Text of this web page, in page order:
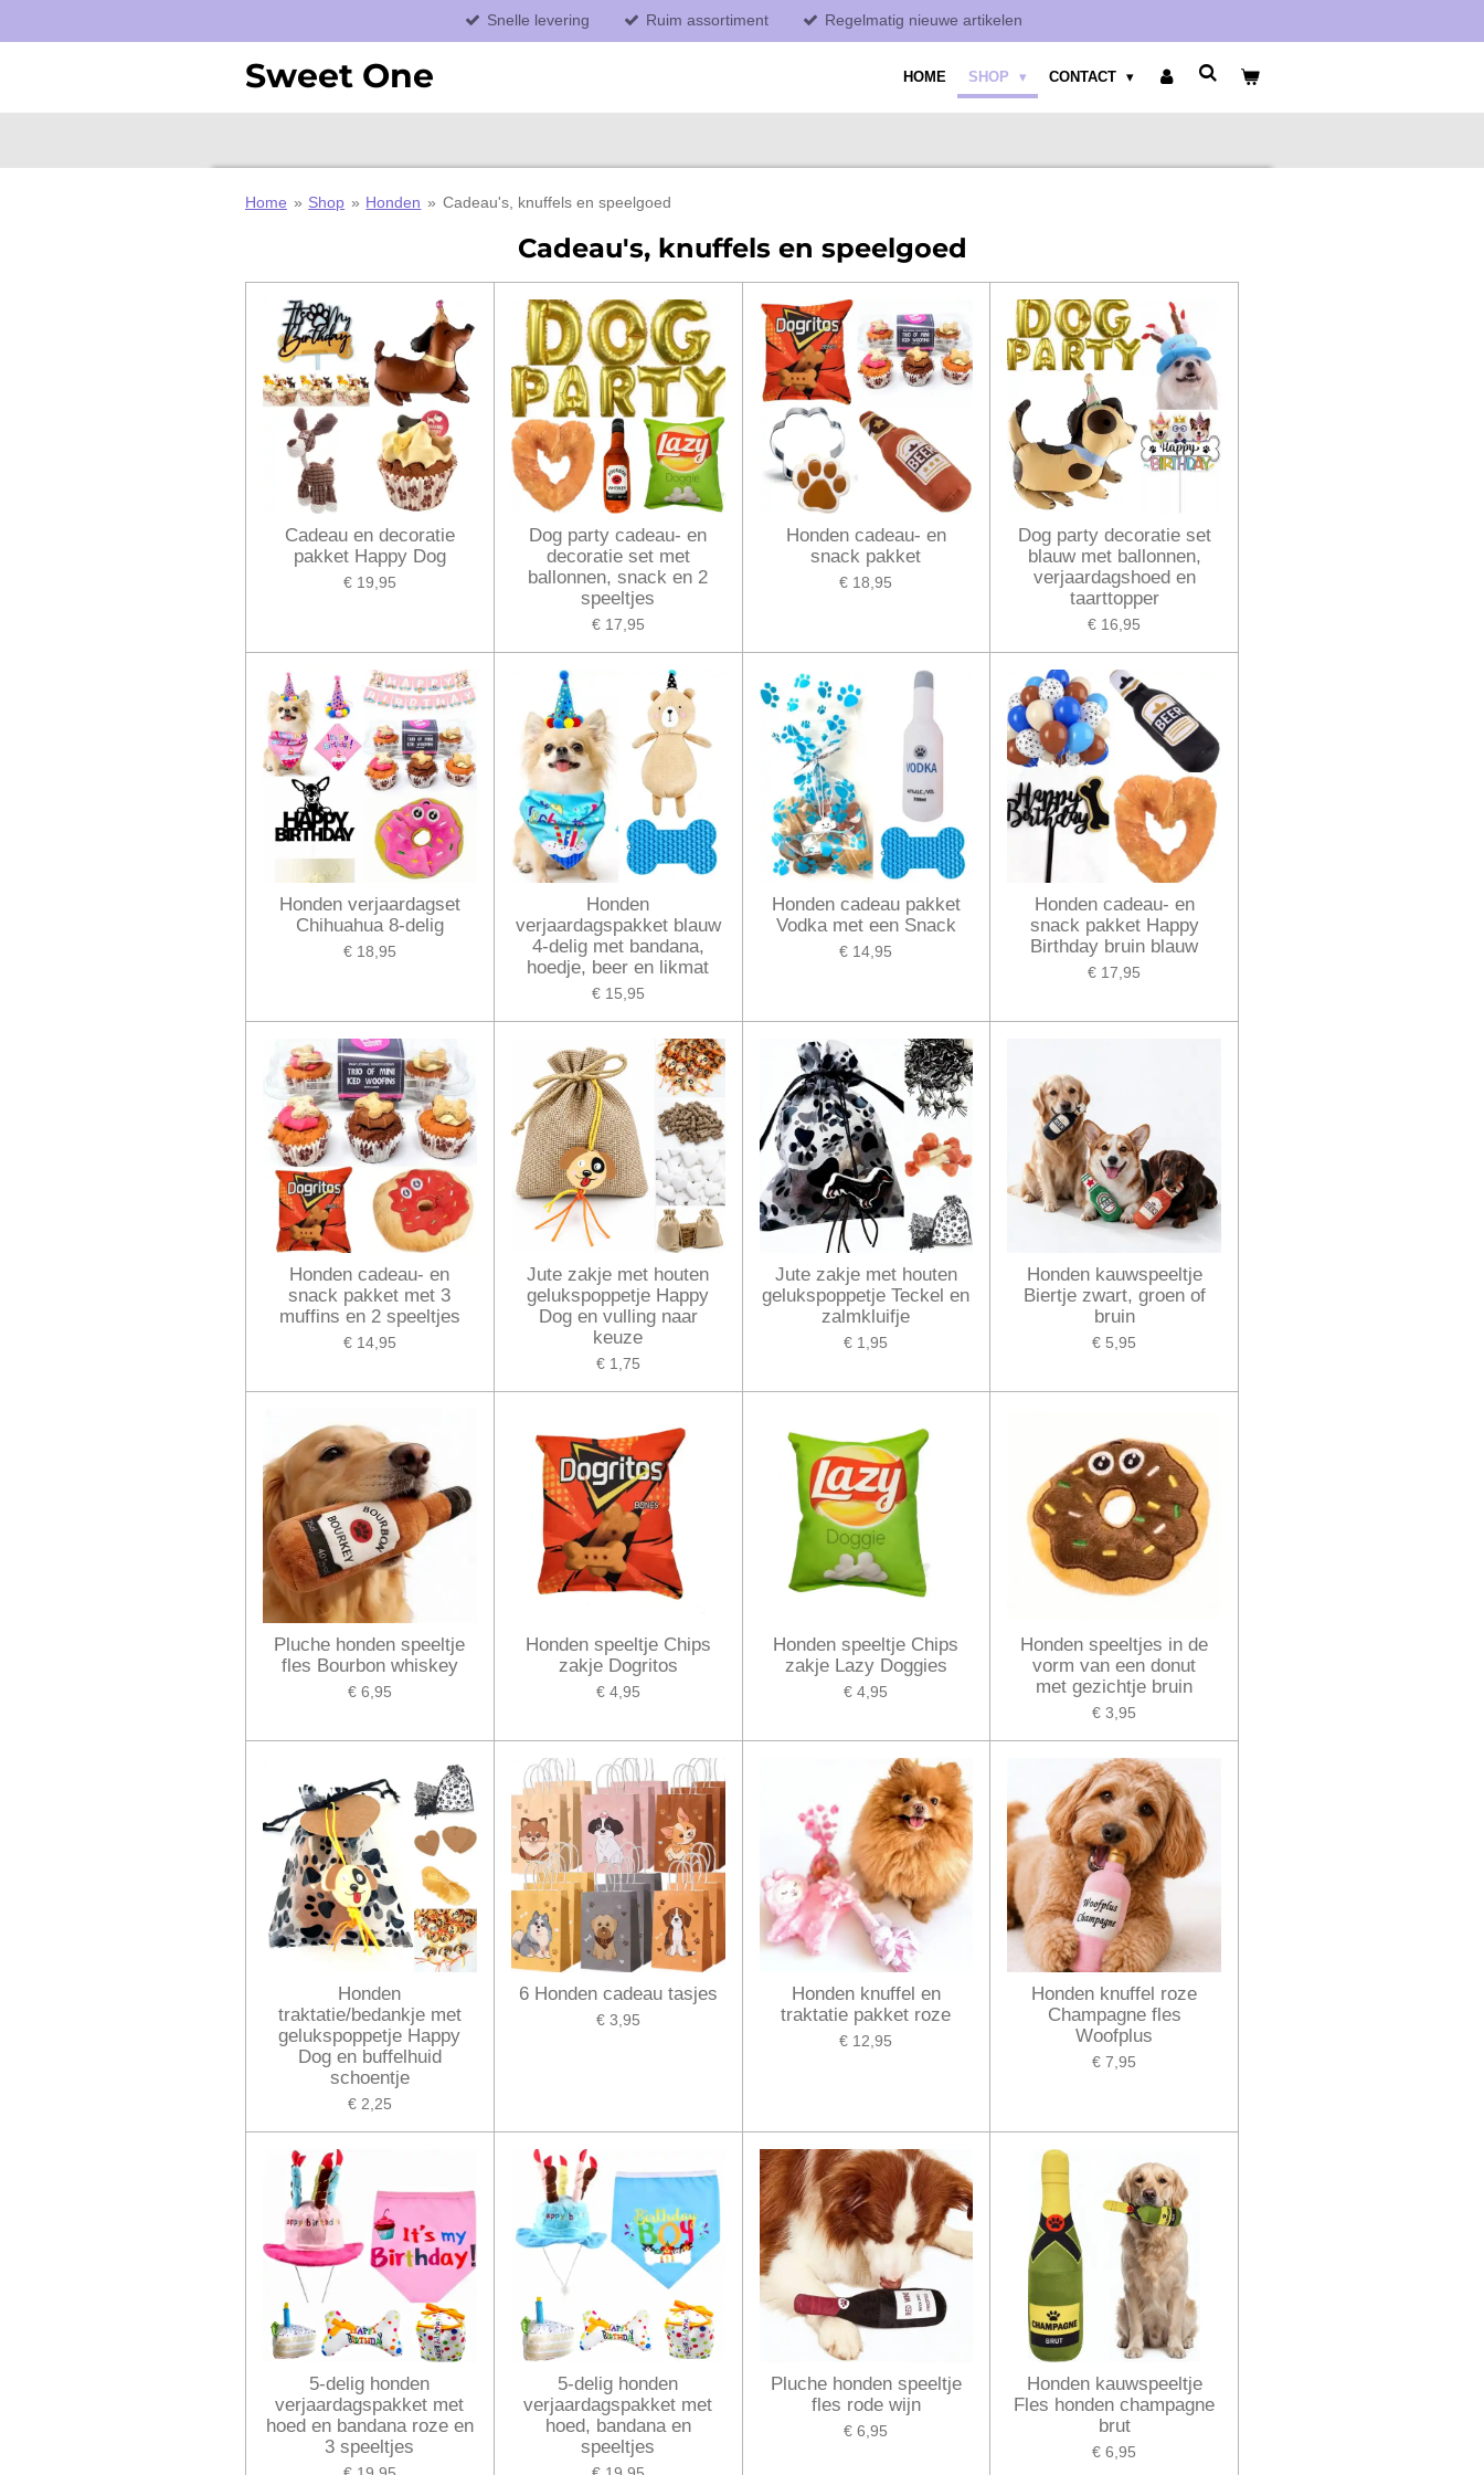
direct
Snelle levering Ruim assortiment Regelmatig nieuwe artikelen
Sweet One HOME SHOP CONTACT
Home » Shop » Honden » Cadeau's, knuffels en speelgoed
Cadeau's, knuffels en speelgoed
Cadeau en decoratie
pakket Happy Dog
€ 19,95
Dog party cadeau- en
decoratie set met
ballonnen, snack en 2
speeltjes
€ 17,95
Honden cadeau- en
snack pakket
€ 18,95
Dog party decoratie set
blauw met ballonnen,
verjaardagshoed en
taarttopper
€ 16,95
Honden verjaardagset
Chihuahua 8-delig
€ 18,95
Honden
verjaardagspakket blauw
4-delig met bandana,
hoedje, beer en likmat
€ 15,95
Honden cadeau pakket
Vodka met een Snack
€ 14,95
Honden cadeau- en
snack pakket Happy
Birthday bruin blauw
€ 17,95
Honden cadeau- en
snack pakket met 3
muffins en 2 speeltjes
€ 14,95
Jute zakje met houten
gelukspoppetje Happy
Dog en vulling naar
keuze
€ 1,75
Jute zakje met houten
gelukspoppetje Teckel en
zalmkluifje
€ 1,95
Honden kauwspeeltje
Biertje zwart, groen of
bruin
€ 5,95
Pluche honden speeltje
fles Bourbon whiskey
€ 6,95
Honden speeltje Chips
zakje Dogritos
€ 4,95
Honden speeltje Chips
zakje Lazy Doggies
€ 4,95
Honden speeltjes in de
vorm van een donut
met gezichtje bruin
€ 3,95
Honden
traktatie/bedankje met
gelukspoppetje Happy
Dog en buffelhuid
schoentje
€ 2,25
6 Honden cadeau tasjes
€ 3,95
Honden knuffel en
traktatie pakket roze
€ 12,95
Honden knuffel roze
Champagne fles
Woofplus
€ 7,95
5-delig honden
verjaardagspakket met
hoed en bandana roze en
3 speeltjes
5-delig honden
verjaardagspakket met
hoed, bandana en
speeltjes
Pluche honden speeltje
fles rode wijn
€ 6,95
Honden kauwspeeltje
Fles honden champagne
brut
€ 6,95